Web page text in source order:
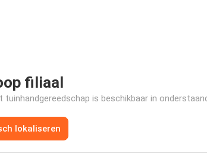
filiaal
tuinhandgereedschap is beschikbaar in
lokaliseren